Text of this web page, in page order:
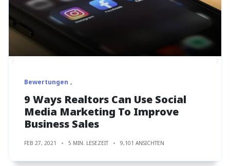
Bewertungen
9 Ways Realtors Can Use Social
Media Marketing To Improve
Business Sales
FEB 27, 2021 5 MIN. LESEZEIT 9,101 ANSICHTEN